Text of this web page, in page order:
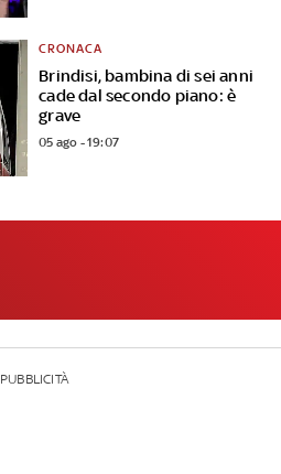
Brindisi, bambina di sei anni
cade dal secondo piano: è
grave
CRONACA
05 ago - 19:07
PUBBLICITÀ